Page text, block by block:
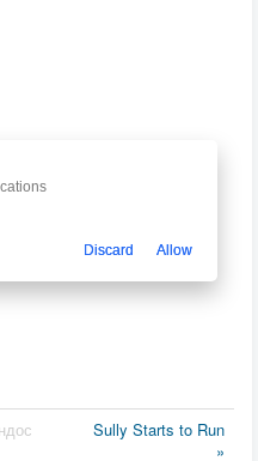
Sully Starts to Run
»
Discard Allow